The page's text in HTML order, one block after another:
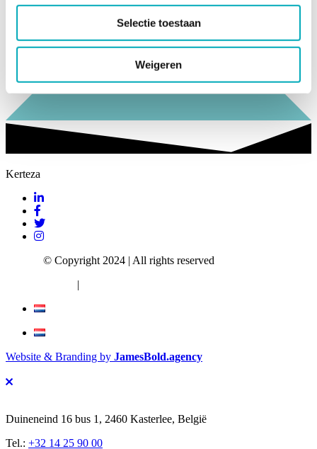
Selectie toestaan
Weigeren
Kerteza
© Copyright 2024 | All rights reserved
|
Website & Branding by JamesBold.agency
Duineneind 16 bus 1, 2460 Kasterlee, België
Tel.: +32 14 25 90 00